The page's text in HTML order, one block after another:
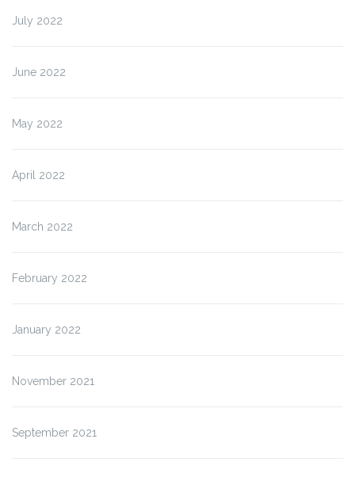
July 2022
June 2022
May 2022
April 2022
March 2022
February 2022
January 2022
November 2021
September 2021